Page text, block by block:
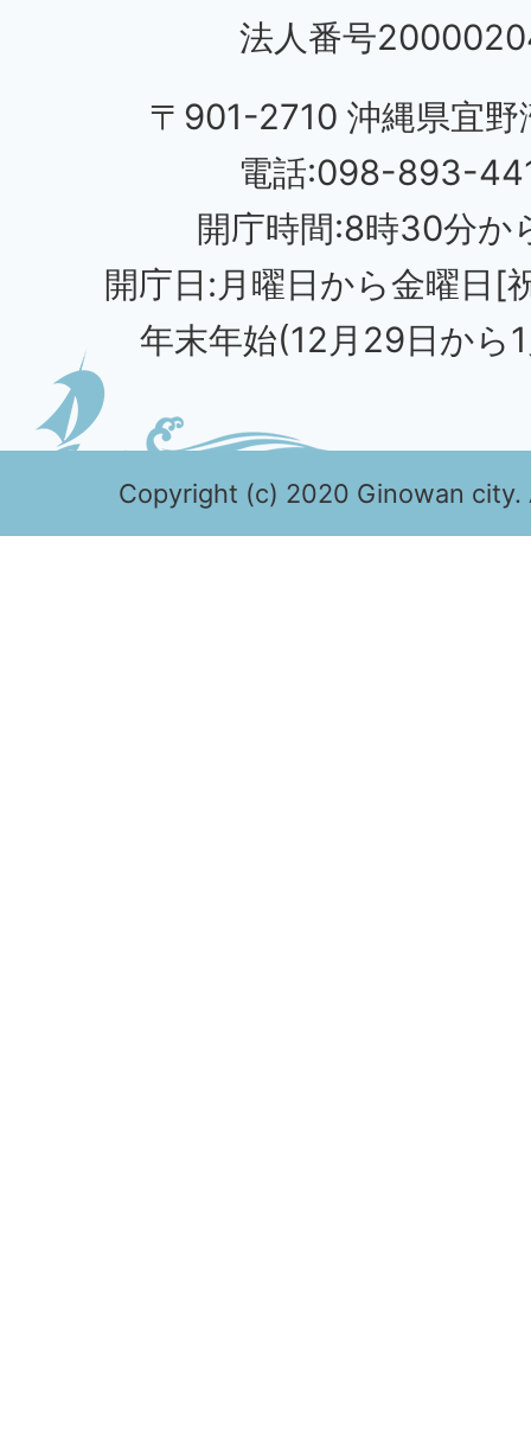
法人番号
〒901-2710 沖縄県宜野
電話:098-893-
開庁時間:8時30分か
開庁日:月曜日から金曜日[
年末年始(12月29日から
Copyright (c) 2020 Ginowan city.